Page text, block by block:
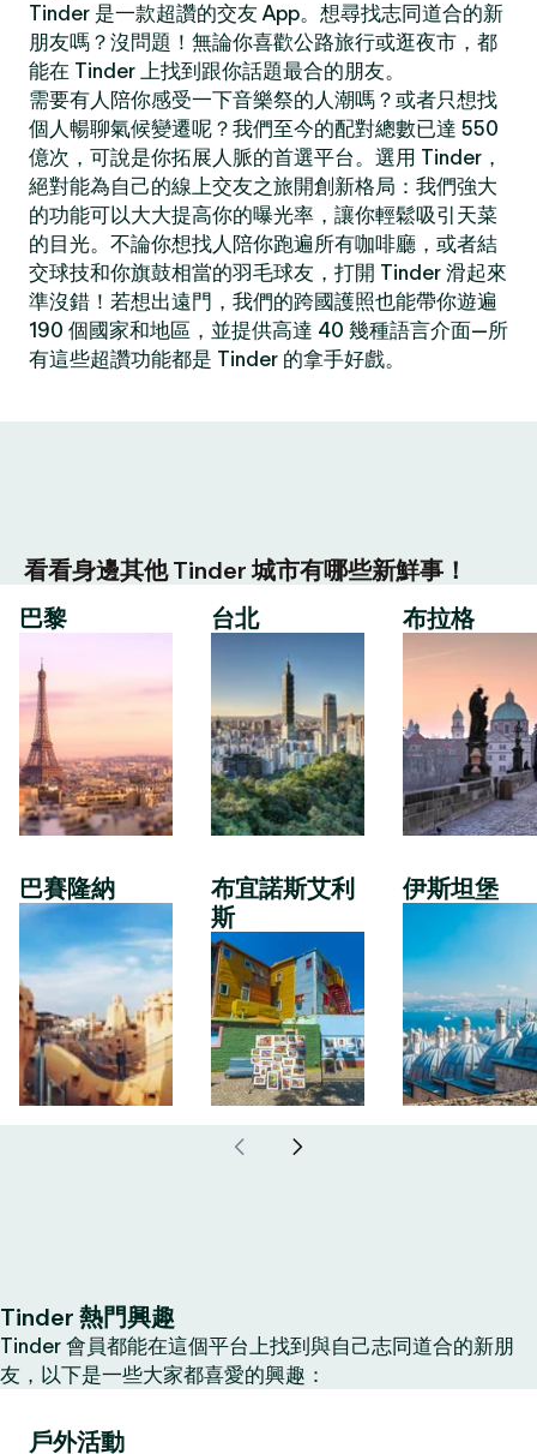
Tinder 是一款超讚的交友 App。想尋找志同道合的新
朋友嗎？沒問題！無論你喜歡公路旅行或逛夜市，都
能在 Tinder 上找到跟你話題最合的朋友。
需要有人陪你感受一下音樂祭的人潮嗎？或者只想找
個人暢聊氣候變遷呢？我們至今的配對總數已達 550
億次，可說是你拓展人脈的首選平台。選用 Tinder，
絕對能為自己的線上交友之旅開創新格局：我們強大
的功能可以大大提高你的曝光率，讓你輕鬆吸引天菜
的目光。不論你想找人陪你跑遍所有咖啡廳，或者結
交球技和你旗鼓相當的羽毛球友，打開 Tinder 滑起來
準沒錯！若想出遠門，我們的跨國護照也能帶你遊遍
190 個國家和地區，並提供高達 40 幾種語言介面—所
有這些超讚功能都是 Tinder 的拿手好戲。
看看身邊其他 Tinder 城市有哪些新鮮事！
巴黎
巴賽隆納
台北
布宜諾斯艾利
斯
布拉格
伊斯坦堡
Tinder 熱門興趣
Tinder 會員都能在這個平台上找到與自己志同道合的新朋
友，以下是一些大家都喜愛的興趣：
戶外活動